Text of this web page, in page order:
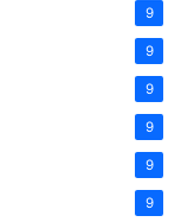
9
9
9
9
9
9